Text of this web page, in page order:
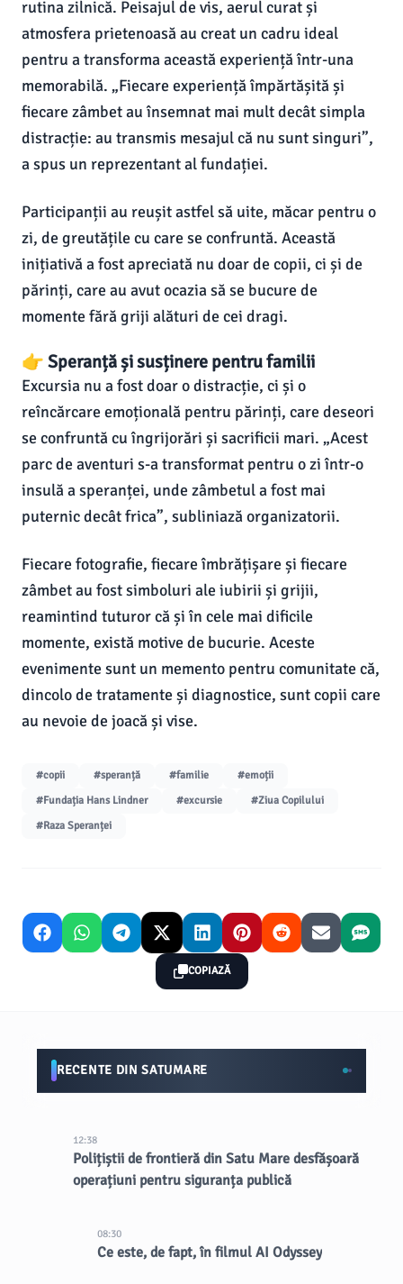
rutina zilnică. Peisajul de vis, aerul curat și
atmosfera prietenoasă au creat un cadru ideal
pentru a transforma această experiență într-una
memorabilă. „Fiecare experiență împărtășită și
fiecare zâmbet au însemnat mai mult decât simpla
distracție: au transmis mesajul că nu sunt singuri”,
a spus un reprezentant al fundației.
Participanții au reușit astfel să uite, măcar pentru o
zi, de greutățile cu care se confruntă. Această
inițiativă a fost apreciată nu doar de copii, ci și de
părinți, care au avut ocazia să se bucure de
momente fără griji alături de cei dragi.
👉 Speranță și susținere pentru familii
Excursia nu a fost doar o distracție, ci și o
reîncărcare emoțională pentru părinți, care deseori
se confruntă cu îngrijorări și sacrificii mari. „Acest
parc de aventuri s-a transformat pentru o zi într-o
insulă a speranței, unde zâmbetul a fost mai
puternic decât frica”, subliniază organizatorii.
Fiecare fotografie, fiecare îmbrățișare și fiecare
zâmbet au fost simboluri ale iubirii și grijii,
reamintind tuturor că și în cele mai dificile
momente, există motive de bucurie. Aceste
evenimente sunt un memento pentru comunitate că,
dincolo de tratamente și diagnostice, sunt copii care
au nevoie de joacă și vise.
#copii #speranță #familie
#emoții
#Fundația Hans Lindner
#excursie
#Ziua Copilului
#Raza Speranței
COPIAZĂ
RECENTE DIN SATUMARE
12:38
Polițiștii de frontieră din Satu Mare desfășoară
operațiuni pentru siguranța publică
08:30
Ce este, de fapt, în filmul AI Odyssey